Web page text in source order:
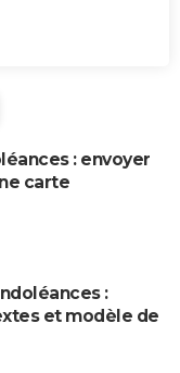
: envoyer
carte
:
et modèle de